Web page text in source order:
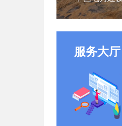
服务大厅